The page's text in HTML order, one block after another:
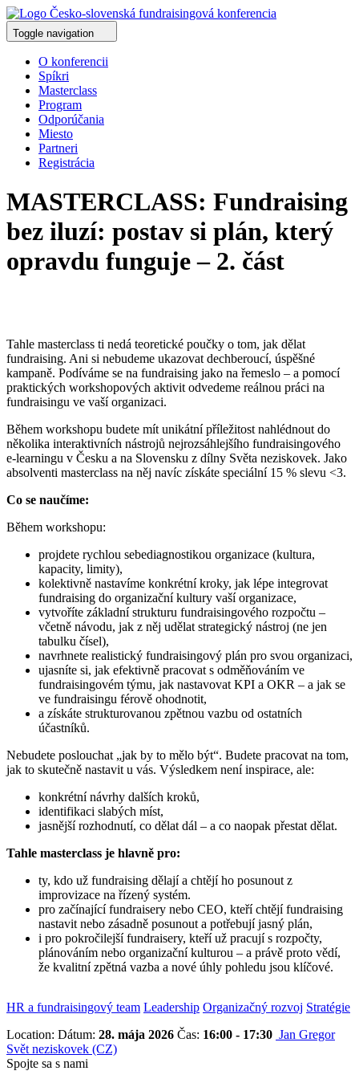
Toggle navigation
O konferencii
Spíkri
Masterclass
Program
Odporúčania
Miesto
Partneri
Registrácia
MASTERCLASS: Fundraising
bez iluzí: postav si plán, který
opravdu funguje – 2. část
Tahle masterclass ti nedá teoretické poučky o tom, jak dělat
fundraising. Ani si nebudeme ukazovat dechberoucí, úspěšné
kampaně. Podíváme se na fundraising jako na řemeslo – a pomocí
praktických workshopových aktivit odvedeme reálnou práci na
fundraisingu ve vaší organizaci.
Během workshopu budete mít unikátní příležitost nahlédnout do
několika interaktivních nástrojů nejrozsáhlejšího fundraisingového
e-learningu v Česku a na Slovensku z dílny Světa neziskovek. Jako
absolventi masterclass na něj navíc získáte speciální 15 % slevu <3.
Co se naučíme:
Během workshopu:
projdete rychlou sebediagnostikou organizace (kultura,
kapacity, limity),
kolektivně nastavíme konkrétní kroky, jak lépe integrovat
fundraising do organizační kultury vaší organizace,
vytvoříte základní strukturu fundraisingového rozpočtu –
včetně návodu, jak z něj udělat strategický nástroj (ne jen
tabulku čísel),
navrhnete realistický fundraisingový plán pro svou organizaci,
ujasníte si, jak efektivně pracovat s odměňováním ve
fundraisingovém týmu, jak nastavovat KPI a OKR – a jak se
ve fundraisingu férově ohodnotit,
a získáte strukturovanou zpětnou vazbu od ostatních
účastníků.
Nebudete poslouchat „jak by to mělo být“. Budete pracovat na tom,
jak to skutečně nastavit u vás. Výsledkem není inspirace, ale:
konkrétní návrhy dalších kroků,
identifikaci slabých míst,
jasnější rozhodnutí, co dělat dál – a co naopak přestat dělat.
Tahle masterclass je hlavně pro:
ty, kdo už fundraising dělají a chtějí ho posunout z
improvizace na řízený systém.
pro začínající fundraisery nebo CEO, kteří chtějí fundraising
nastavit nebo zásadně posunout a potřebují jasný plán,
i pro pokročilejší fundraisery, kteří už pracují s rozpočty,
plánováním nebo organizační kulturou – a právě proto vědí,
že kvalitní zpětná vazba a nové úhly pohledu jsou klíčové.
HR a fundraisingový team Leadership Organizačný rozvoj Stratégie
Location: Dátum: 28. mája 2026 Čas: 16:00 - 17:30 Jan Gregor
Svět neziskovek (CZ)
Spojte sa s nami